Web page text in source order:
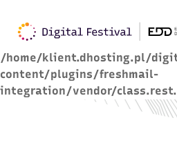
Warning : Trying to access
type null in
/home/klient.dhosting.pl/
content/plugins/freshmail-
integration/vendor/